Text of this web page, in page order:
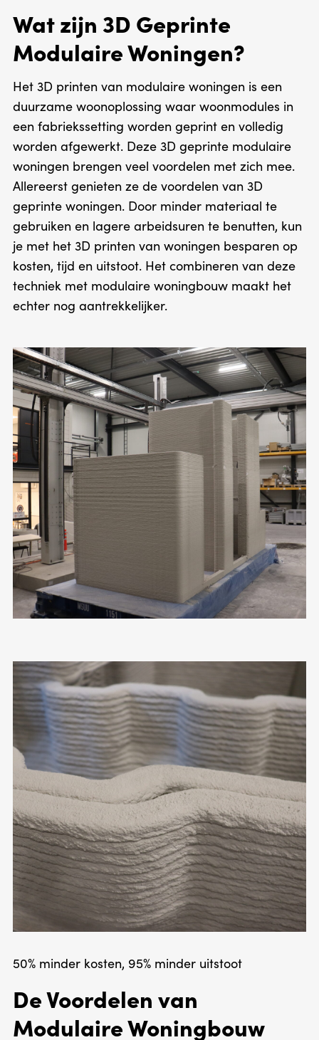
Wat zijn 3D Geprinte
Modulaire Woningen?
Het 3D printen van modulaire woningen is een
duurzame woonoplossing waar woonmodules in
een fabriekssetting worden geprint en volledig
worden afgewerkt. Deze 3D geprinte modulaire
woningen brengen veel voordelen met zich mee.
Allereerst genieten ze de voordelen van 3D
geprinte woningen. Door minder materiaal te
gebruiken en lagere arbeidsuren te benutten, kun
je met het 3D printen van woningen besparen op
kosten, tijd en uitstoot. Het combineren van deze
techniek met modulaire woningbouw maakt het
echter nog aantrekkelijker.
50% minder kosten, 95% minder uitstoot
De Voordelen van
Modulaire Woningbouw